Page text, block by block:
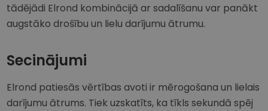
tādējādi Elrond kombinācijā ar sadalīšanu var panākt
augstāko drošību un lielu darījumu ātrumu.
Secinājumi
Elrond patiesās vērtības avoti ir mērogošana un lielais
darījumu ātrums. Tiek uzskatīts, ka tīkls sekundā spēj